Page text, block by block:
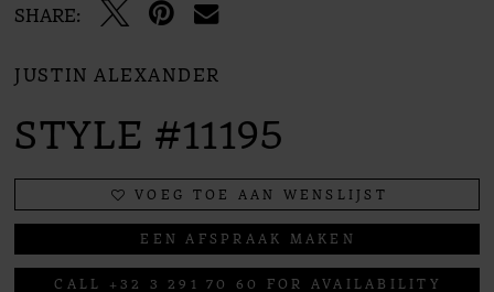
SHARE:
JUSTIN ALEXANDER
STYLE #11195
VOEG TOE AAN WENSLIJST
EEN AFSPRAAK MAKEN
CALL +32 3 291 70 60 FOR AVAILABILITY